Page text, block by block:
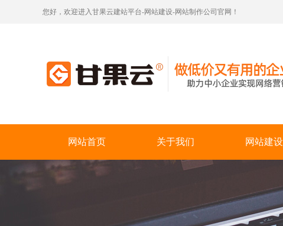
您好，欢迎进入甘果云建站平台-网站建设-网站制作公司官网！
网站首页 关于我们 网站建设